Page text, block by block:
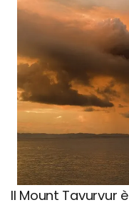
Il Mount Tavurvur è